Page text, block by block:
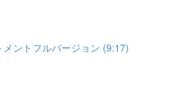
メントフルバージョン (9:17)